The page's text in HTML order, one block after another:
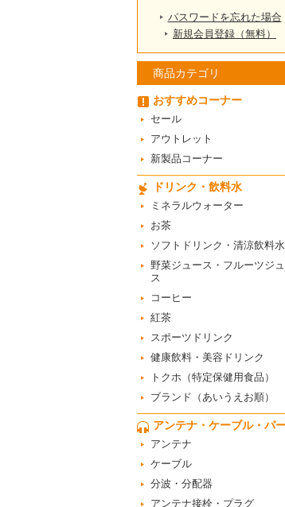
パスワードを忘れた場合
新規会員登録（無料）
商品カテゴリ
おすすめコーナー
セール
アウトレット
新製品コーナー
ドリンク・飲料水
ミネラルウォーター
お茶
ソフトドリンク・清涼飲料水
野菜ジュース・フルーツジ
ス
コーヒー
紅茶
スポーツドリンク
健康飲料・美容ドリンク
トクホ（特定保健用食品）
ブランド（あいうえお順）
アンテナ・ケーブル・パ
アンテナ
ケーブル
分波・分配器
アンテナ接栓・プラグ